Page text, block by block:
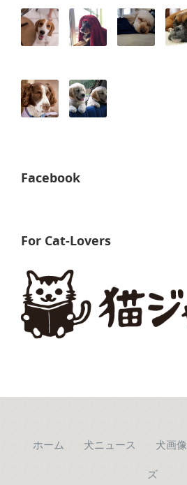
Facebook
For Cat-Lovers
ホーム 犬ニュース 犬画像
ズ